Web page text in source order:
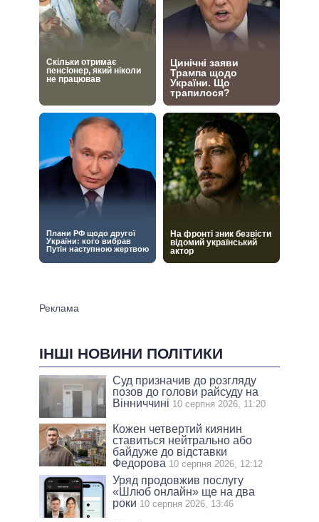
ІНШІ НОВИНИ ПОЛІТИКИ
Суд призначив до розгляду
позов до голови райсуду на
Вінниччині 10 серпня 2026, 11:20
Кожен четвертий киянин
ставиться нейтрально або
байдуже до відставки
Федорова 10 серпня 2026, 12:12
Уряд продовжив послугу
«Шлюб онлайн» ще на два
роки 10 серпня 2026, 13:46